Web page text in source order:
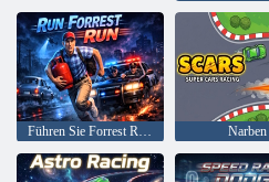
Führen Sie Forrest Run aus Narben